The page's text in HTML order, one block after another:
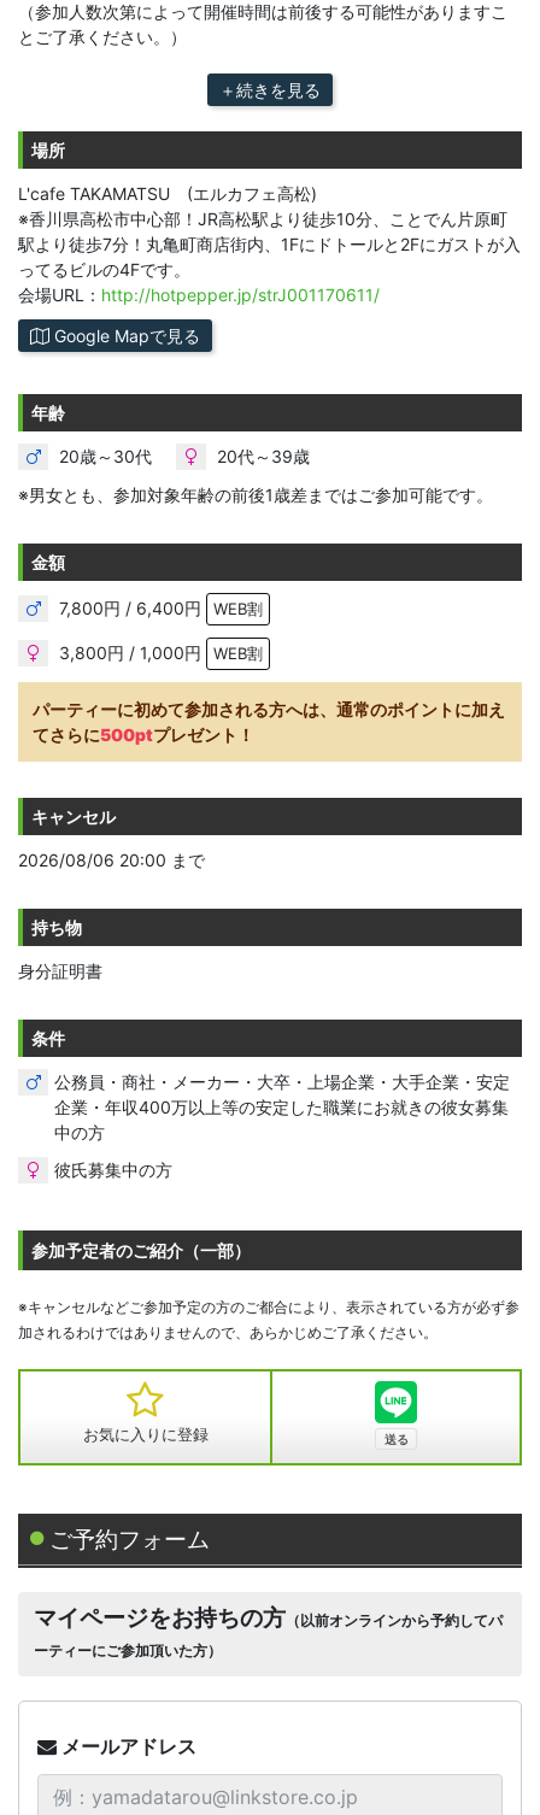
場所
L'cafe TAKAMATSU (エルカフェ高松)
※香川県高松市中心部！JR高松駅より徒歩10分、ことでん片原町
駅より徒歩7分！丸亀町商店街内、1Fにドトールと2Fにガストが入
ってるビルの4Fです。
会場URL： http://hotpepper.jp/strJ001170611/
Google Mapで見る
年齢
20歳～30代
20代～39歳
※男女とも、参加対象年齢の前後1歳差まではご参加可能です。
金額
7,800円 / 6,400円 WEB割
3,800円 / 1,000円 WEB割
パーティーに初めて参加される方へは、通常のポイントに加え
てさらに500ptプレゼント！
キャンセル
2026/08/06 20:00 まで
持ち物
身分証明書
条件
公務員・商社・メーカー・大卒・上場企業・大手企業・安定
企業・年収400万以上等の安定した職業にお就きの彼女募集
中の方
彼氏募集中の方
（参加人数次第によって開催時間は前後する可能性がありますこ
とご了承ください。）
＋続きを見る
参加予定者のご紹介（一部）
※キャンセルなどご参加予定の方のご都合により、表示されている方が必ず参
加されるわけではありませんので、あらかじめご了承ください。
お気に入りに登録
ご予約フォーム
マイページをお持ちの方 （以前オンラインから予約してパ
ーティーにご参加頂いた方）
メールアドレス